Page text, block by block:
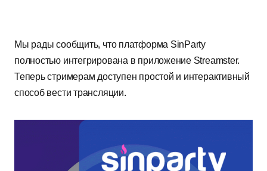
Мы рады сообщить, что платформа SinParty
полностью интегрирована в приложение Streamster.
Теперь стримерам доступен простой и интерактивный
способ вести трансляции.